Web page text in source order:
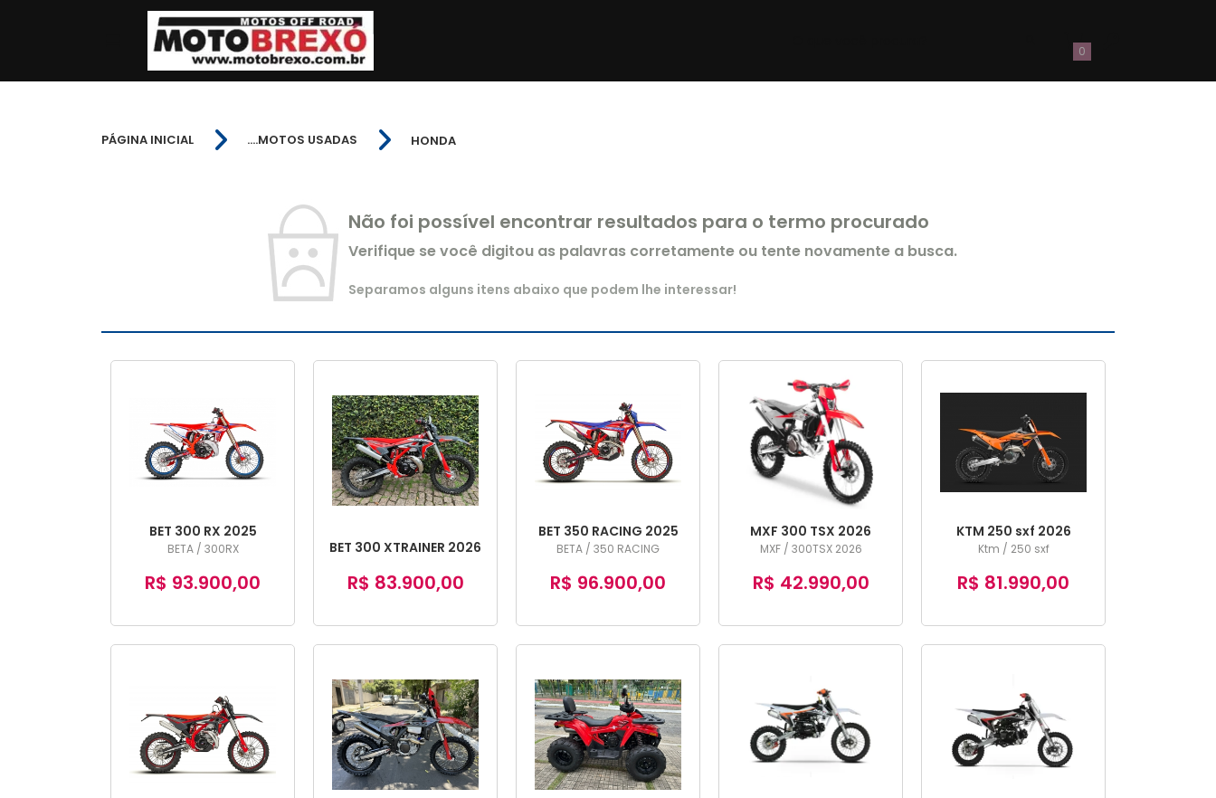
0
PÁGINA INICIAL ....MOTOS USADAS HONDA
Não foi possível encontrar resultados para o termo procurado
Verifique se você digitou as palavras corretamente ou tente novamente a busca.
Separamos alguns itens abaixo que podem lhe interessar!
BET 300 RX 2025
BETA / 300RX
R$ 93.900,00
BET 300 XTRAINER 2026
R$ 83.900,00
BET 350 RACING 2025
BETA / 350 RACING
R$ 96.900,00
MXF 300 TSX 2026
MXF / 300TSX 2026
R$ 42.990,00
KTM 250 sxf 2026
Ktm / 250 sxf
R$ 81.990,00